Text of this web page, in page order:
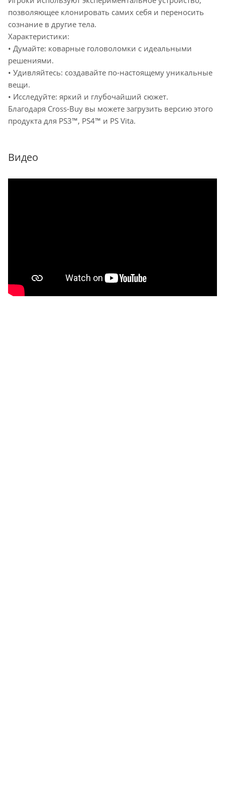
позволяющее клонировать самих себя и переносить
сознание в другие тела.
Характеристики:
• Думайте: коварные головоломки с идеальными
решениями.
• Удивляйтесь: создавайте по-настоящему уникальные
вещи.
• Исследуйте: яркий и глубочайший сюжет.
Благодаря Cross-Buy вы можете загрузить версию этого
продукта для PS3™, PS4™ и PS Vita.
Видео